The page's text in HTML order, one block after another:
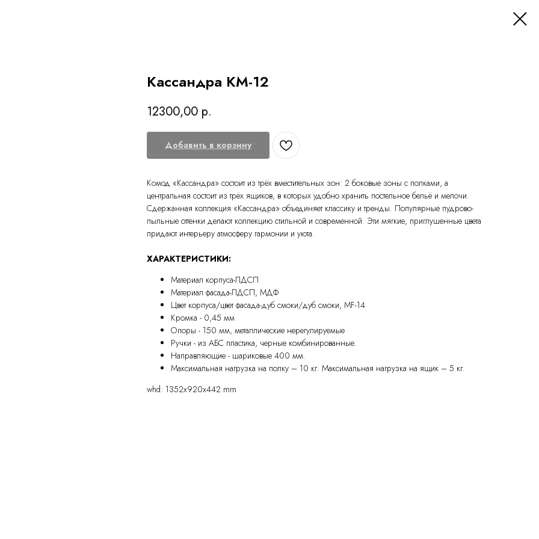
Кассандра КМ-12
12300,00 р.
Добавить в корзину
Комод «Кассандра» состоит из трёх вместительных зон: 2 боковые зоны с полками, а
центральная состоит из трёх ящиков, в которых удобно хранить постельное бельё и мелочи.
Сдержанная коллекция «Кассандра» объединяет классику и тренды. Популярные пудрово-
пыльные оттенки делают коллекцию стильной и современной. Эти мягкие, приглушенные цвета
придают интерьеру атмосферу гармонии и уюта.
ХАРАКТЕРИСТИКИ:
Материал корпуса-ЛДСП
Материал фасада-ЛДСП, МДФ
Цвет корпуса/цвет фасада-дуб смоки/дуб смоки, MF-14
Кромка - 0,45 мм
Опоры - 150 мм, металлические нерегулируемые
Ручки - из АБС пластика, черные комбинированные.
Направляющие - шариковые 400 мм.
Максимальная нагрузка на полку – 10 кг. Максимальная нагрузка на ящик – 5 кг.
whd: 1352x920x442 mm